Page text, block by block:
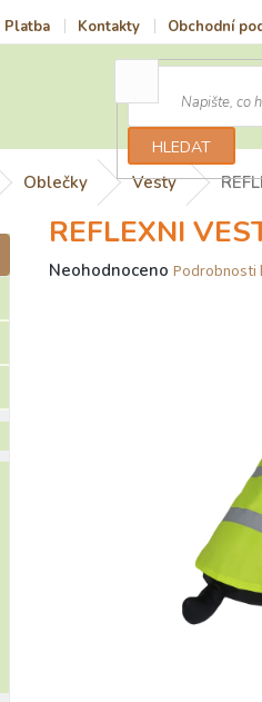
Platba Kontakty Obchodní
HLEDAT
Oblečky Vesty
REFLEXNI
Průměrné
Neohodnoceno Podrobnosti